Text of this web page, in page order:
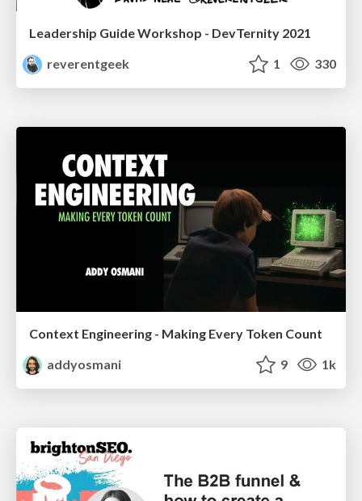
Leadership Guide Workshop - DevTernity 2021
reverentgeek
1 330
Context Engineering - Making Every Token Count
addyosmani
9 1k